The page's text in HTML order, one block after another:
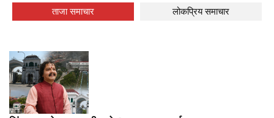
ताजा समाचार लोकप्रिय समाचार